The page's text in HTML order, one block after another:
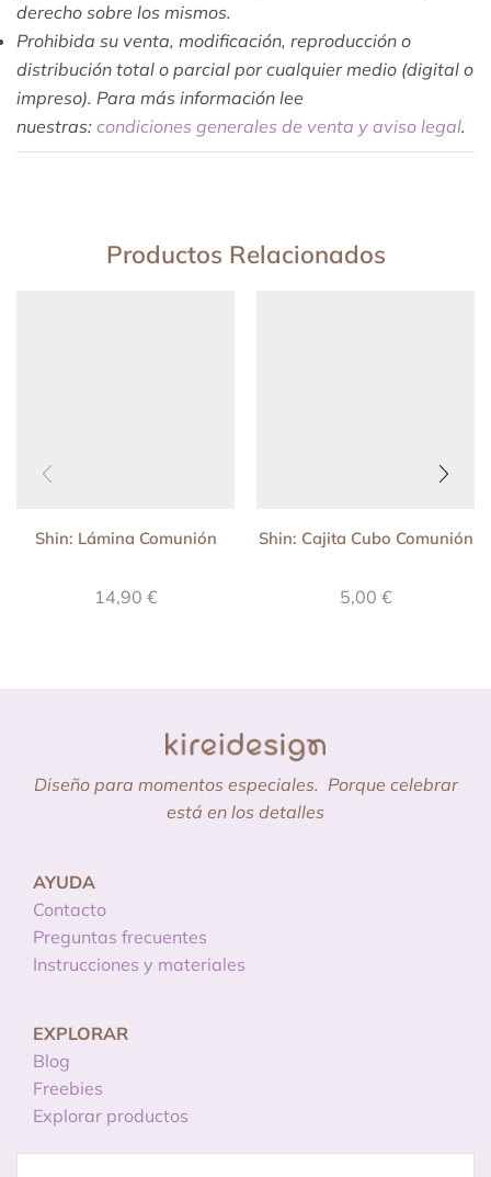
derecho sobre los mismos.
Prohibida su venta, modificación, reproducción o
distribución total o parcial por cualquier medio (digital o
impreso). Para más información lee
nuestras: condiciones generales de venta y aviso legal.
Productos Relacionados
Shin: Lámina Comunión
14,90 €
Shin: Cajita Cubo Comunión
5,00 €
Diseño para momentos especiales. Porque celebrar
está en los detalles
AYUDA
Contacto
Preguntas frecuentes
Instrucciones y materiales
EXPLORAR
Blog
Freebies
Explorar productos